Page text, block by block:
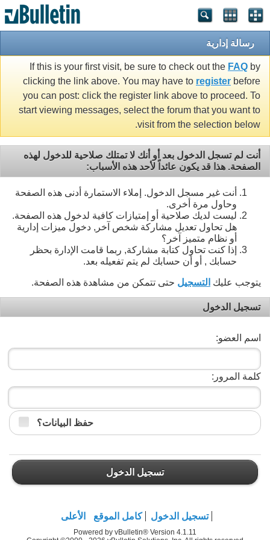
رسالة إدارية
If this is your first visit, be sure to check out the FAQ by
clicking the link above. You may have to register before
you can post: click the register link above to proceed. To
start viewing messages, select the forum that you want to
visit from the selection below.
أنت لم تسجل الدخول بعد أو أنك لا تمتلك صلاحية للدخول لهذه
الصفحة. هذا قد يكون عائداً لأحد هذه الأسباب:
أنت غير مسجل الدخول. إملاء الاستمارة أدنى هذه الصفحة
وحاول مرة أخرى.
ليست لديك صلاحية أو إمتيازات كافية لدخول هذه الصفحة.
هل تحاول تعديل مشاركة شخص آخر, دخول ميزات إدارية
أو نظام متميز آخر؟
إذا كنت تحاول كتابة مشاركة, ربما قامت الإدارة بحظر
حسابك , أو أن حسابك لم يتم تفعيله بعد.
يتوجب عليك التسجيل حتى تتمكن من مشاهدة هذه الصفحة.
تسجيل الدخول
اسم العضو:
كلمة المرور:
حفظ البيانات؟
تسجيل الدخول
تسجيل الدخول كامل الموقع الأعلى
Powered by vBulletin® Version 4.1.11